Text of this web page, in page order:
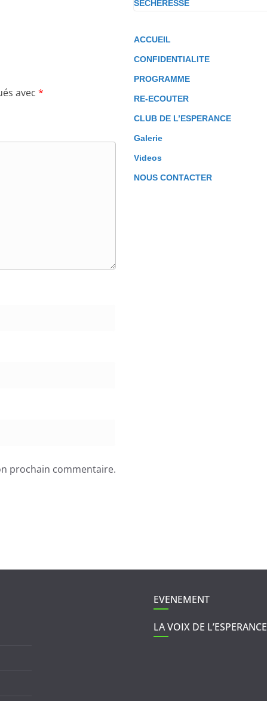
avec *
prochain commentaire.
ACCUEIL
CONFIDENTIALITE
PROGRAMME
RE-ECOUTER
CLUB DE L’ESPERANCE
Galerie
Videos
NOUS CONTACTER
EVENEMENT
LA VOIX DE L’ESPERANCE